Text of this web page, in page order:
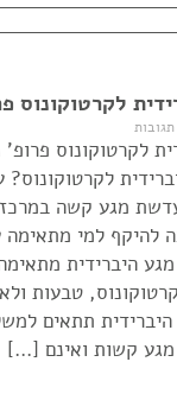
לקרטוקונוס
לקרטוקונוס פרופ'
עדשת מגע קשה
להיקף למי
היברידית
טבעות
תתאים
קשות ואינם […]